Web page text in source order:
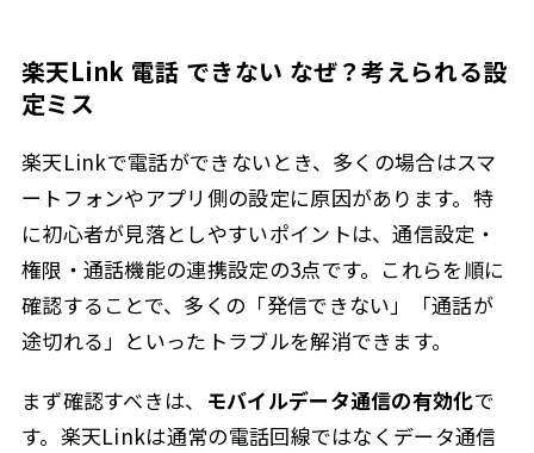
楽天Link 電話 できない なぜ？考えられる設
定ミス
楽天Linkで電話ができないとき、多くの場合はスマ
ートフォンやアプリ側の設定に原因があります。特
に初心者が見落としやすいポイントは、通信設定・
権限・通話機能の連携設定の3点です。これらを順に
確認することで、多くの「発信できない」「通話が
途切れる」といったトラブルを解消できます。
まず確認すべきは、 モバイルデータ通信の有効化で
す。楽天Linkは通常の電話回線ではなくデータ通信